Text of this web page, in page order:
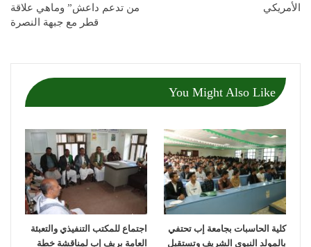
الأمريكي
من تدعم داعش” وماهي علاقة
قطر مع جبهة النصرة
You Might Also Like
كلية الحاسبات بجامعة إب تحتفي
بالمولد النبوي الشريف وتستقبل
اجتماع للمكتب التنفيذي والتعبئة
العامة بريف إب لمناقشة خطة